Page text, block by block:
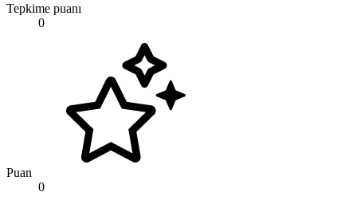
Tepkime puanı
0
Puan
0